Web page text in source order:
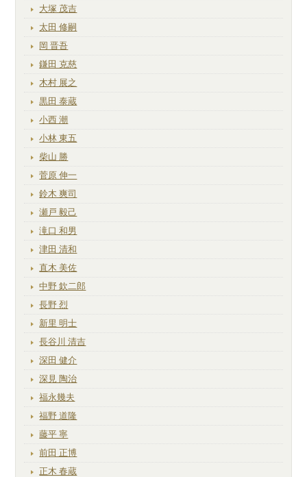
大塚 茂吉
太田 修嗣
岡 晋吾
鎌田 克慈
木村 展之
黒田 泰蔵
小西 潮
小林 東五
柴山 勝
菅原 伸一
鈴木 爽司
瀬戸 毅己
滝口 和男
津田 清和
直木 美佐
中野 欽二郎
長野 烈
新里 明士
長谷川 清吉
深田 健介
深見 陶治
福永幾夫
福野 道隆
藤平 寧
前田 正博
正木 春蔵